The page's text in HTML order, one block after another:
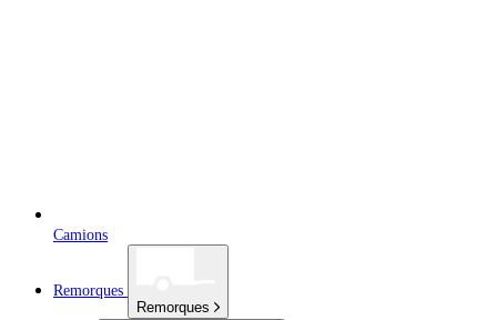
Camions
Remorques
Remorques